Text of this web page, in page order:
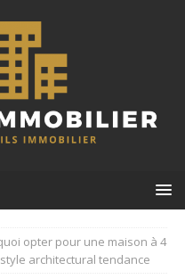
opter pour une maison à 4
architectural tendance